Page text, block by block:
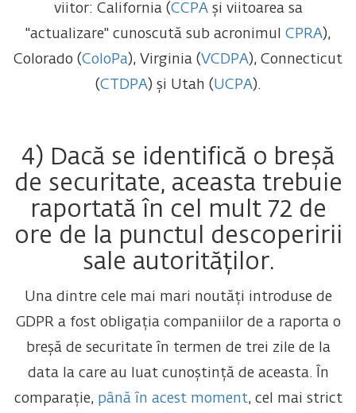
viitor: California (CCPAși viitoarea sa
"actualizare" cunoscută sub acronimul CPRA),
Colorado (ColoPa), Virginia (VCDPA), Connecticut
(CTDPA) și Utah (UCPA).
4) Dacă se identifică o breșă
de securitate, aceasta trebuie
raportată în cel mult 72 de
ore de la punctul descoperirii
sale autorităților.
Una dintre cele mai mari noutăți introduse de
GDPR a fost obligația companiilor de a raporta o
breșă de securitate în termen de trei zile de la
data la care au luat cunoștință de aceasta. În
comparație, până în acest moment, cel mai strict